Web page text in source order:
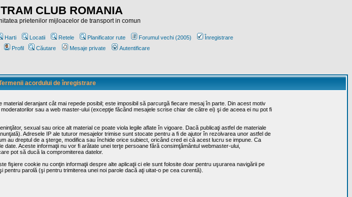
TRAM CLUB ROMANIA
prietenilor mijloacelor de transport in comun
Harti Locatii Retele Planificator rute Forumul vechi (2005)
Înregistrare
Profil Căutare Mesaje private Autentificare
acordului de înregistrare
deranjant cât mai repede posibil; este imposibil să parcurgă fiecare mesaj în parte. Din acest motiv
sau a web master-ului (excepţie făcând mesajele scrise chiar de către ei) şi de aceea ei nu pot fi
sexual sau orice alt material ce poate viola legile aflate în vigoare. Dacă publicaţi astfel de materiale
Adresele IP ale tuturor mesajelor trimise sunt stocate pentru a fi de ajutor în rezolvarea unor astfel de
au dreptul de a şterge, modifica sau închide orice subiect, oricând cred ei că acest lucru se impune. Ca
Aceste informaţii nu vor fi arătate unei terţe persoane fără consimţământul webmaster-ului,
pot să ducă la compromiterea datelor.
fişiere cookie nu conţin informaţii despre alte aplicaţii ci ele sunt folosite doar pentru uşurarea navigării pe
parolă (şi pentru trimiterea unei noi parole dacă aţi uitat-o pe cea curentă).